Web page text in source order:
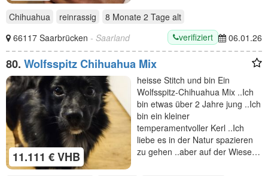
Chihuahua reinrassig 8 Monate 2 Tage alt
66117 Saarbrücken - Saarland verifiziert 06.01.26
80. Wolfsspitz Chihuahua Mix
11.111 € VHB
heisse Stitch und bin Ein
Wolfsspitz-Chihuahua Mix ..Ich
bin etwas über 2 Jahre jung ..Ich
bin ein kleiner
temperamentvoller Kerl ..Ich
liebe es in der Natur spazieren
zu gehen ..aber auf der Wiese…